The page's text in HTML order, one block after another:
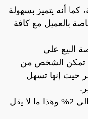
كما أنه يتميز بسهولة
بالعميل مع كافة
البيع على
تمكن الشخص من
حيث إنها تسهل
كما تصل عمولة دراية إلى حوالي 2% وهذا ما لا يقل